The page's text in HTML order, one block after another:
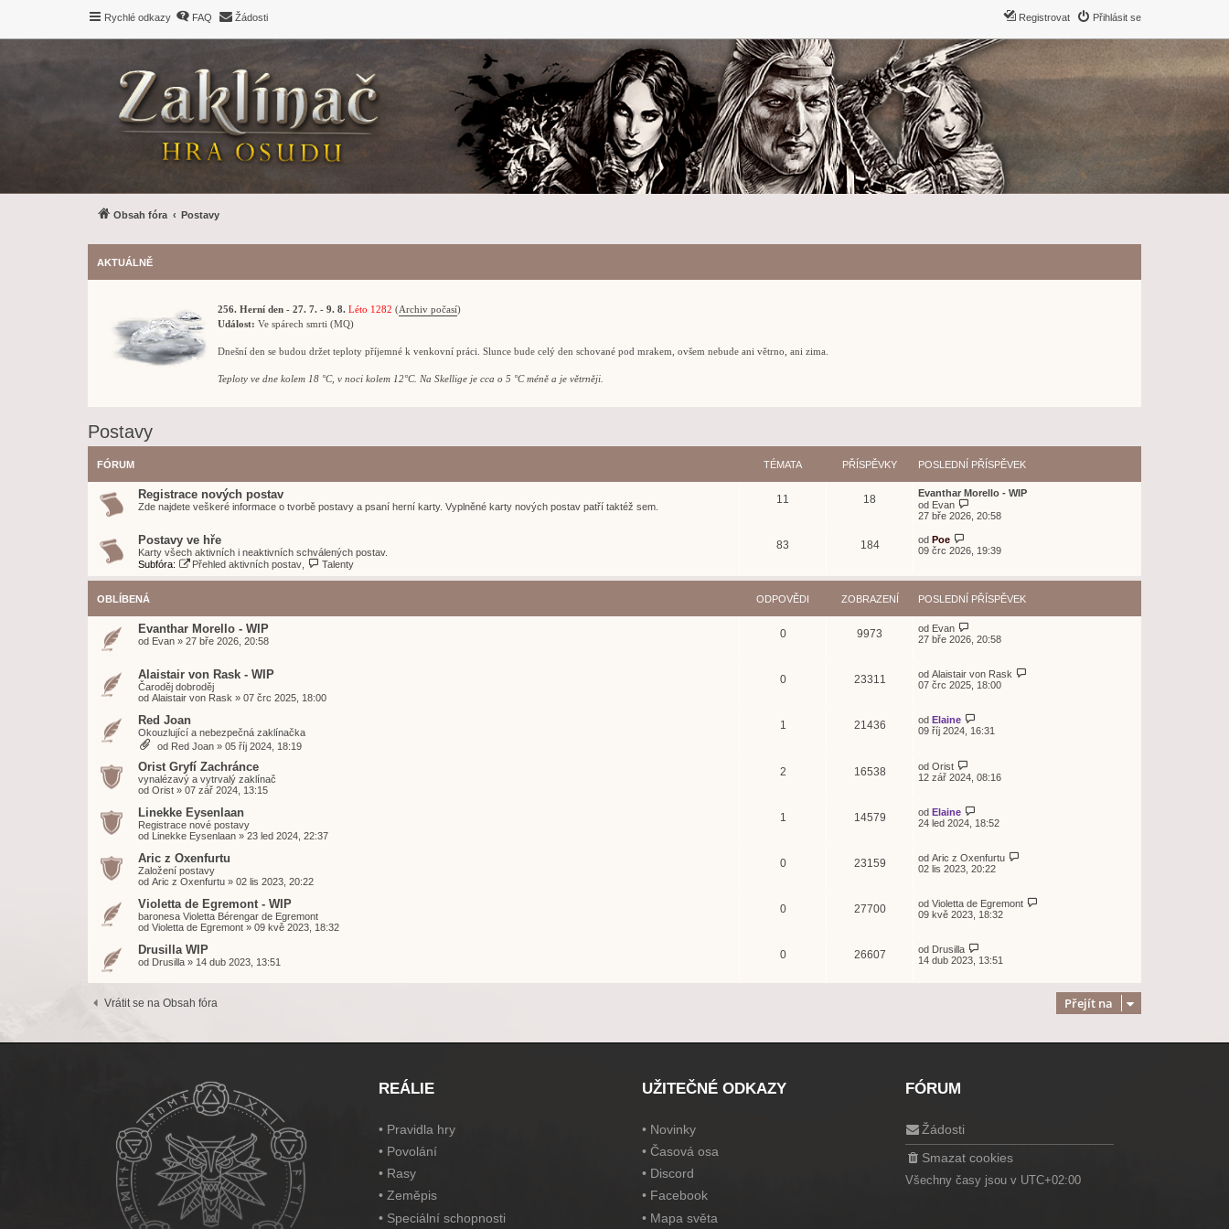
Rychlé odkazy FAQ Žádosti Přihlásit se
Registrovat
Obsah fóra Postavy
AKTUÁLNĚ
256. Herní den - 27. 7. - 9. 8. Léto 1282 (Archiv počasí)
Událost: Ve spárech smrti (MQ)
Dnešní den se budou držet teploty příjemné k venkovní práci. Slunce bude celý den schované pod mrakem, ovšem nebude ani větrno, ani zima.
Teploty ve dne kolem 18 °C, v noci kolem 12°C. Na Skellige je cca o 5 °C méně a je větrněji.
Postavy
FÓRUM TÉMATA PŘÍSPĚVKY POSLEDNÍ PŘÍSPĚVEK
Registrace nových postav
Zde najdete veškeré informace o tvorbě postavy a psaní herní karty. Vyplněné karty nových postav patří taktéž sem.
11 18
Evanthar Morello - WIP
od Evan
o
b
a
z
t
o
e
d
p
ř
s
p
ě
27 bře 2026, 20:58
Postavy ve hře
Karty všech aktivních i neaktivních schválených postav.
Subfóra:
Přehled aktivních postav Talenty
83 184 od Poe
o
a
z
i
t
p
o
d
n
p
ř
í
ě
v
09 črc 2026, 19:39
OBLÍBENÁ ODPOVĚDI ZOBRAZENÍ POSLEDNÍ PŘÍSPĚVEK
Evanthar Morello - WIP
od Evan » 27 bře 2026, 20:58
0 9973 od Evan
27 bře 2026, 20:58
Alaistair von Rask - WIP
Čaroděj dobroděj
od Alaistair von Rask » 07 črc 2025, 18:00
0 23311 od Alaistair von Rask
07 črc 2025, 18:00
Red Joan
Okouzlující a nebezpečná zaklínačka
od Red Joan » 05 říj 2024, 18:19
1 21436 od Elaine
09 říj 2024, 16:31
Orist Gryfí Zachránce
vynalézavý a vytrvalý zaklínač
od Orist » 07 zář 2024, 13:15
2 16538 od Orist
12 zář 2024, 08:16
Linekke Eysenlaan
Registrace nové postavy
od Linekke Eysenlaan » 23 led 2024, 22:37
1 14579 od Elaine
24 led 2024, 18:52
Aric z Oxenfurtu
Založení postavy
od Aric z Oxenfurtu » 02 lis 2023, 20:22
0 23159 od Aric z Oxenfurtu
02 lis 2023, 20:22
Violetta de Egremont - WIP
baronesa Violetta Bérengar de Egremont
od Violetta de Egremont » 09 kvě 2023, 18:32
0 27700 od Violetta de Egremont
09 kvě 2023, 18:32
Drusilla WIP
od Drusilla » 14 dub 2023, 13:51
0 26607 od Drusilla
14 dub 2023, 13:51
Vrátit se na Obsah fóra Přejít na
REÁLIE
• Pravidla hry
• Povolání
• Rasy
• Zeměpis
• Speciální schopnosti
UŽITEČNÉ ODKAZY
• Novinky
• Časová osa
• Discord
• Facebook
• Mapa světa
FÓRUM
Žádosti
Smazat cookies
Všechny časy jsou v UTC+02:00